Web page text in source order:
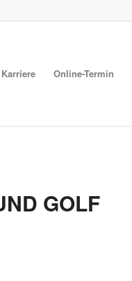
Karriere Online-Termin
GOLF